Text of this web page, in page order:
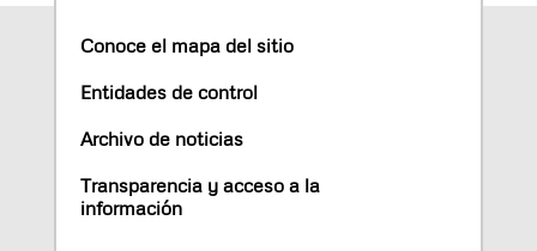
Conoce el mapa del sitio
Entidades de control
Archivo de noticias
Transparencia y acceso a la
información